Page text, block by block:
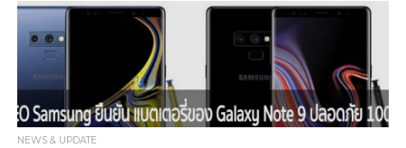
NEWS & UPDATE